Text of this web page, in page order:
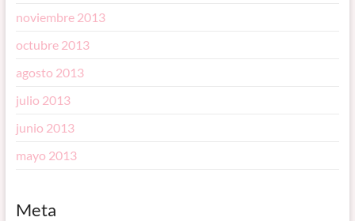
noviembre 2013
octubre 2013
agosto 2013
julio 2013
junio 2013
mayo 2013
Meta